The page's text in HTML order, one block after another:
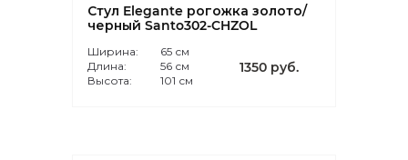
Стул Elegante рогожка золото/
черный Santo302-CHZOL
Ширина:
65 см
Длина:
56 см
Высота:
101 см
1350 руб.